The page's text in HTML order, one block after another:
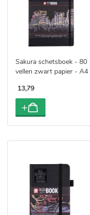
Sakura schetsboek - 80
vellen zwart papier - A4
13,79